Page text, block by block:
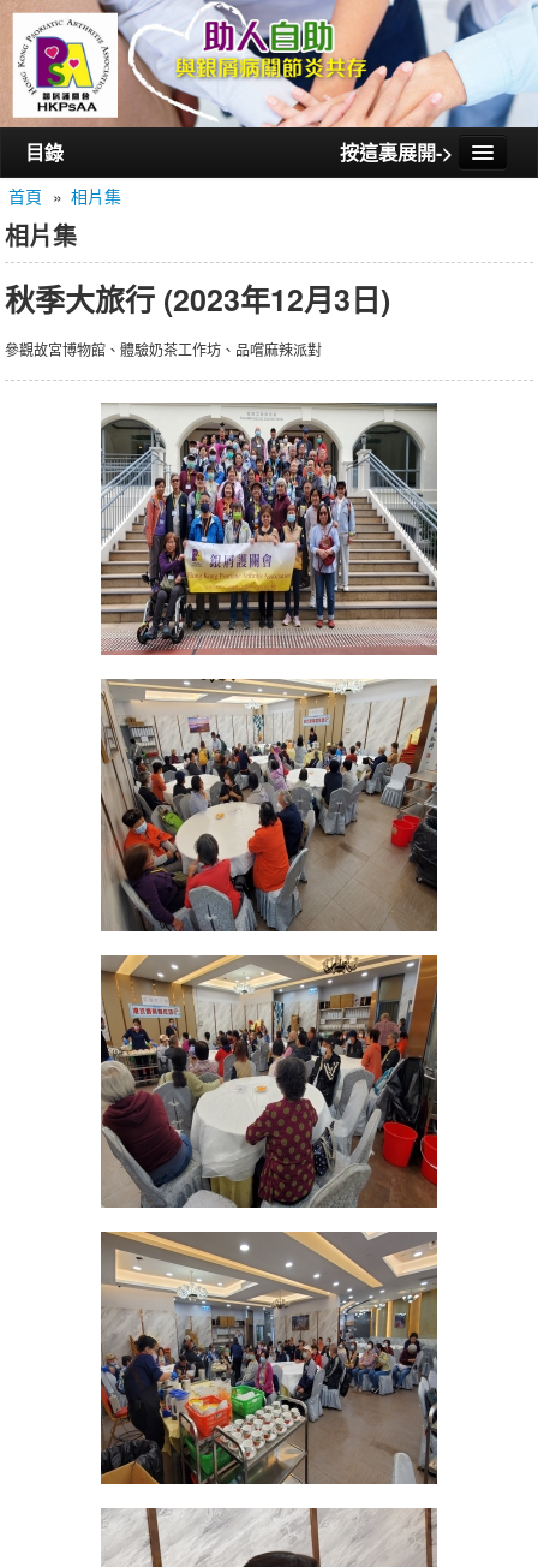
目錄 按這裏展開->
首頁
認識銀屑護關會
認識銀屑關節炎
活動/講座
聯絡我們
首頁 » 相片集
相片集
秋季大旅行 (2023年12月3日)
參觀故宮博物館、體驗奶茶工作坊、品嚐麻辣派對